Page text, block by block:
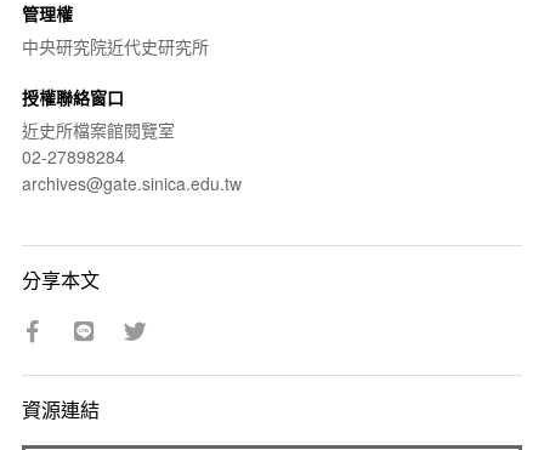
管理權
中央研究院近代史研究所
授權聯絡窗口
近史所檔案館閱覽室
02-27898284
archives@gate.sinica.edu.tw
分享本文
資源連結